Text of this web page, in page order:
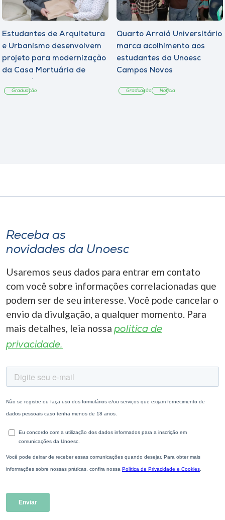
Estudantes de Arquitetura
e Urbanismo desenvolvem
projeto para modernização
da Casa Mortuária de
Graduação
Quarto Arraiá Universitário
marca acolhimento aos
estudantes da Unoesc
Campos Novos
Graduação Notícia
Receba as
novidades da Unoesc
Usaremos seus dados para entrar em contato
com você sobre informações correlacionadas que
podem ser de seu interesse. Você pode cancelar o
envio da divulgação, a qualquer momento. Para
mais detalhes, leia nossa política de
privacidade.